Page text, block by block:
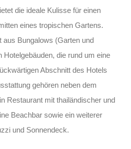
die ideale Kulisse für einen
eines tropischen Gartens.
aus Bungalows (Garten und
Hotelgebäuden, die rund um eine
Abschnitt des Hotels
gehören neben dem
Restaurant mit thailändischer und
Beachbar sowie ein weiterer
und Sonnendeck.